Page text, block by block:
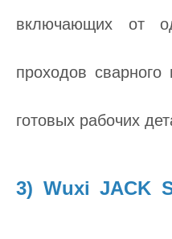
включающих от
проходов
готовых рабочих
3) Wuxi JACK